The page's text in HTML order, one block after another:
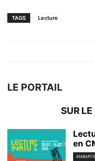
TAGS Lecture
LE PORTAIL
SUR
en